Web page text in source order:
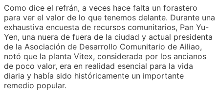
Como dice el refrán, a veces hace falta un forastero
para ver el valor de lo que tenemos delante. Durante una
exhaustiva encuesta de recursos comunitarios, Pan Yu-
Yen, una nuera de fuera de la ciudad y actual presidenta
de la Asociación de Desarrollo Comunitario de Ailiao,
notó que la planta Vitex, considerada por los ancianos
de poco valor, era en realidad esencial para la vida
diaria y había sido históricamente un importante
remedio popular.